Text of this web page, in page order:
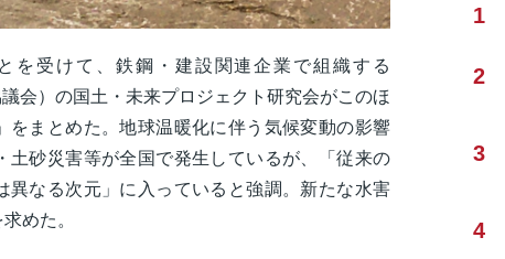
を受けて、鉄鋼・建設関連企業で組織する
会）の国土・未来プロジェクト研究会がこのほ
をまとめた。地球温暖化に伴う気候変動の影響
土砂災害等が全国で発生しているが、「従来の
異なる次元」に入っていると強調。新たな水害
めた。
1
2
3
4